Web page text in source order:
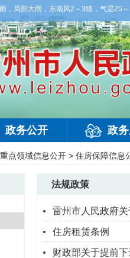
局部大雨，东南风2～3级，气温25
政务公开 政
重点领域信息公开 > 住房保障信息
法规政策
雷州市人民政府
住房租赁条例
财政部关于提前